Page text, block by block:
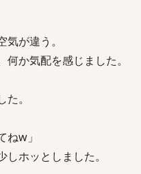
が違う。
か気配を感じました。
。
ねw」
ホッとしました。